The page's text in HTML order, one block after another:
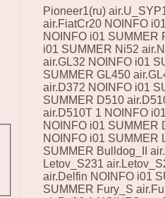
Pioneer1(ru)
air.FiatCr20 NOINFO
NOINFO i01 SUMMER
i01 SUMMER Ni52
air.GL32 NOINFO i01
SUMMER GL450
air.D372 NOINFO i01
SUMMER D510
air.D510T 1 NOINFO
NOINFO i01 SUMMER
NOINFO i01 SUMMER
SUMMER Bulldog_II
Letov_S231
air.Delfin NOINFO i01
SUMMER Fury_S